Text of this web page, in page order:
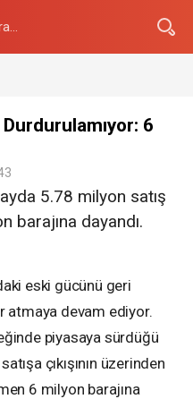
6
5.78 milyon satış
barajına dayandı.
eski gücünü geri
atmaya devam ediyor.
piyasaya sürdüğü
çıkışının üzerinden
6 milyon barajına